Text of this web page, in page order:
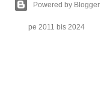
Powered by Blogger
pe 2011 bis 2024